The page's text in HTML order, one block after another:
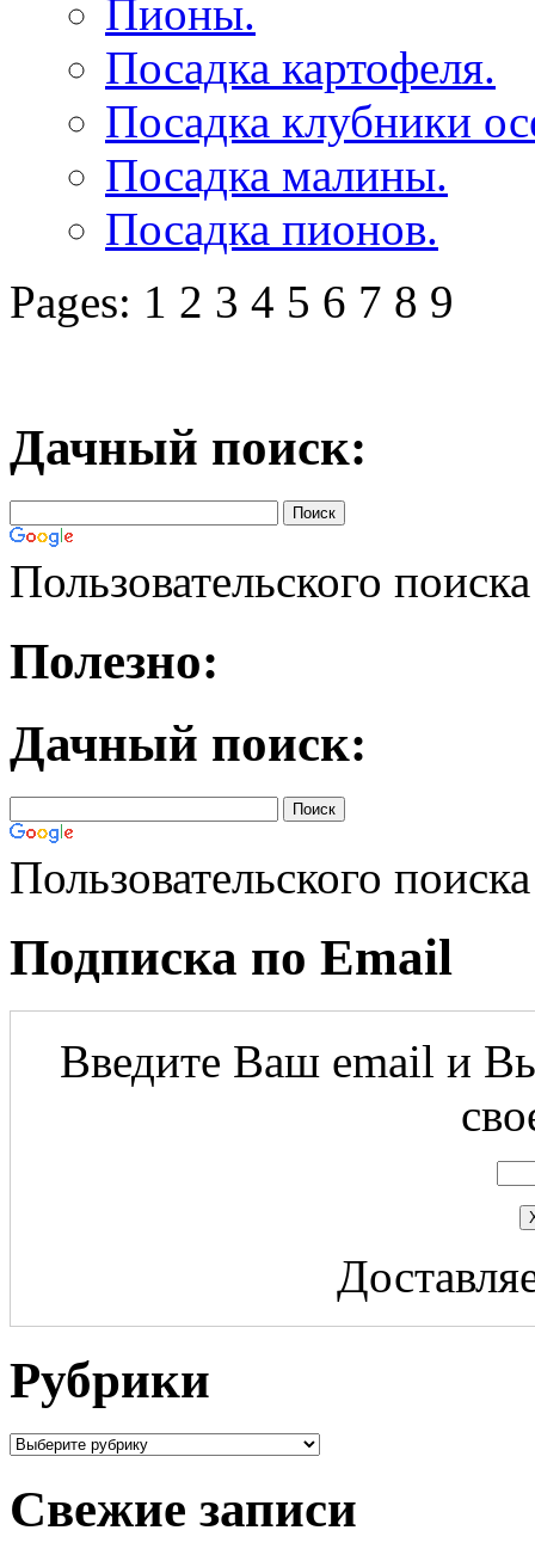
Пионы.
Посадка картофеля.
Посадка клубники
Посадка малины.
Посадка пионов.
Pages: 1 2 3 4 5 6 7 8 9
Дачный поиск:
Пользовательского поиска
Полезно:
Дачный поиск:
Пользовательского поиска
Подписка по Email
Введите Ваш email и
Рубрики
Свежие записи